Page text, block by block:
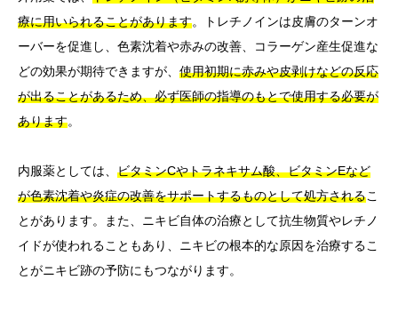
療に用いられることがあります。トレチノインは皮膚のターンオ
ーバーを促進し、色素沈着や赤みの改善、コラーゲン産生促進な
どの効果が期待できますが、 使用初期に赤みや皮剥けなどの反応
が出ることがあるため、必ず医師の指導のもとで使用する必要が
あります。
内服薬としては、 ビタミンCやトラネキサム酸、ビタミンEなど
が色素沈着や炎症の改善をサポートするものとして処方されるこ
とがあります。また、ニキビ自体の治療として抗生物質やレチノ
イドが使われることもあり、ニキビの根本的な原因を治療するこ
とがニキビ跡の予防にもつながります。